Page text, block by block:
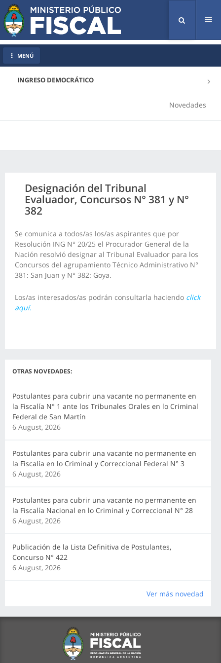
INGRESO DEMOCRÁTICO
Novedades
MENÚ
Designación del Tribunal
Evaluador, Concursos N° 381 y N°
382
Se comunica a todos/as los/as aspirantes que por
Resolución ING N° 20/25 el Procurador General de la
Nación resolvió designar al Tribunal Evaluador para los
Concursos del agrupamiento Técnico Administrativo N°
381: San Juan y N° 382: Goya.
Los/as interesados/as podrán consultarla haciendo click
aquí.
OTRAS NOVEDADES:
Postulantes para cubrir una vacante no permanente en
la Fiscalía N° 1 ante los Tribunales Orales en lo Criminal
Federal de San Martín
6 August, 2026
Postulantes para cubrir una vacante no permanente en
la Fiscalía en lo Criminal y Correccional Federal N° 3
6 August, 2026
Postulantes para cubrir una vacante no permanente en
la Fiscalía Nacional en lo Criminal y Correccional N° 28
6 August, 2026
Publicación de la Lista Definitiva de Postulantes,
Concurso N° 422
6 August, 2026
Ver más novedad